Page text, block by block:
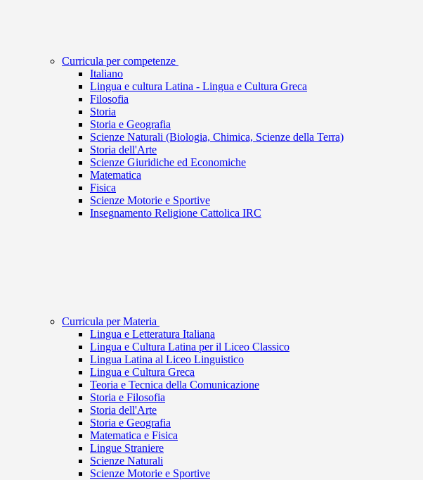
Curricula per competenze
Italiano
Lingua e cultura Latina - Lingua e Cultura Greca
Filosofia
Storia
Storia e Geografia
Scienze Naturali (Biologia, Chimica, Scienze della Terra)
Storia dell'Arte
Scienze Giuridiche ed Economiche
Matematica
Fisica
Scienze Motorie e Sportive
Insegnamento Religione Cattolica IRC
Curricula per Materia
Lingua e Letteratura Italiana
Lingua e Cultura Latina per il Liceo Classico
Lingua Latina al Liceo Linguistico
Lingua e Cultura Greca
Teoria e Tecnica della Comunicazione
Storia e Filosofia
Storia dell'Arte
Storia e Geografia
Matematica e Fisica
Lingue Straniere
Scienze Naturali
Scienze Motorie e Sportive